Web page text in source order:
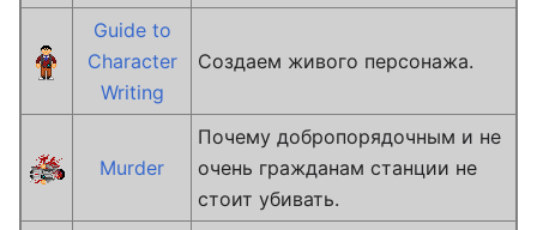
Guide to
Character
Writing
Создаем живого персонажа.
Murder
Почему добропорядочным и не
очень гражданам станции не
стоит убивать.